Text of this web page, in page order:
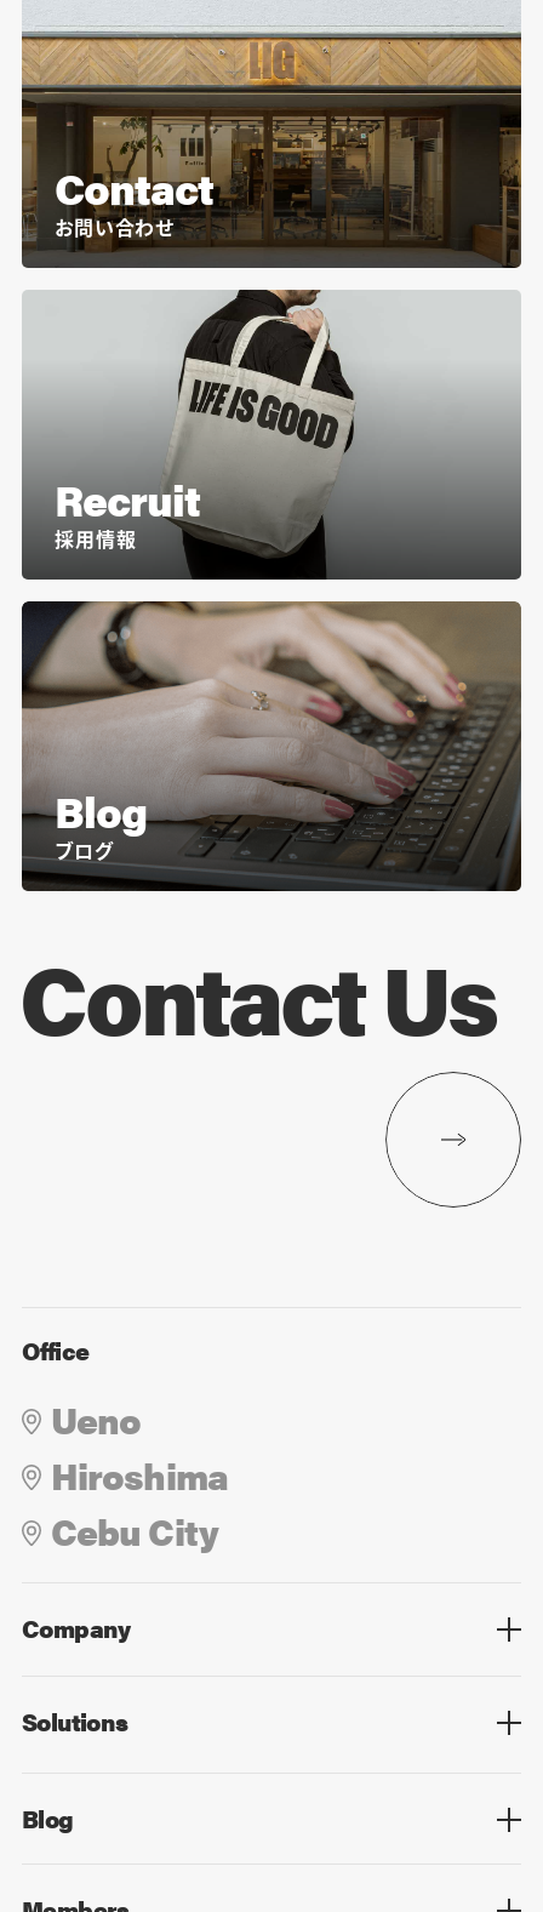
Contact
お問い合わせ
Recruit
採用情報
Blog
ブログ
Contact Us
Office
Ueno
Hiroshima
Cebu City
Company
Solutions
Blog